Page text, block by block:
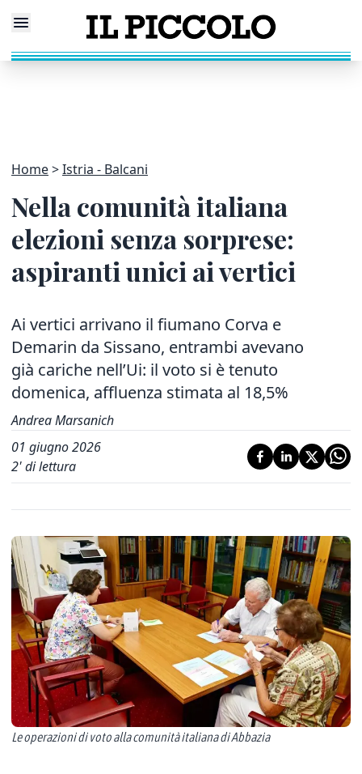
Home Istria - Balcani
Nella comunità italiana
elezioni senza sorprese:
aspiranti unici ai vertici
Ai vertici arrivano il fiumano Corva e
Demarin da Sissano, entrambi avevano
già cariche nell’Ui: il voto si è tenuto
domenica, affluenza stimata al 18,5%
Andrea Marsanich
01 giugno 2026
2' di lettura
Le operazioni di voto alla comunità italiana di Abbazia